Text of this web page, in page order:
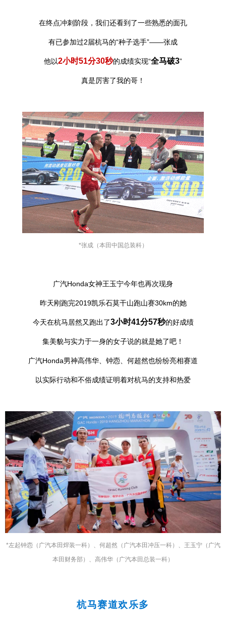
在终点冲刺阶段，我们还看到了一些熟悉的面孔
有已参加过2届杭马的“种子选手”——张成
他以2小时51分30秒的成绩实现“全马破3”
真是厉害了我的哥！
*张成（本田中国总装科）
广汽Honda女神王玉宁今年也再次现身
昨天刚跑完2019凯乐石莫干山跑山赛30km的她
今天在杭马居然又跑出了3小时41分57秒的好成绩
集美貌与实力于一身的女子说的就是她了吧！
广汽Honda男神高伟华、钟悫、何超然也纷纷亮相赛道
以实际行动和不俗成绩证明着对杭马的支持和热爱
*左起钟悫（广汽本田焊装一科）、何超然（广汽本田冲压一科）、王玉宁（广汽
本田财务部）、高伟华（广汽本田总装一科）
杭马赛道欢乐多